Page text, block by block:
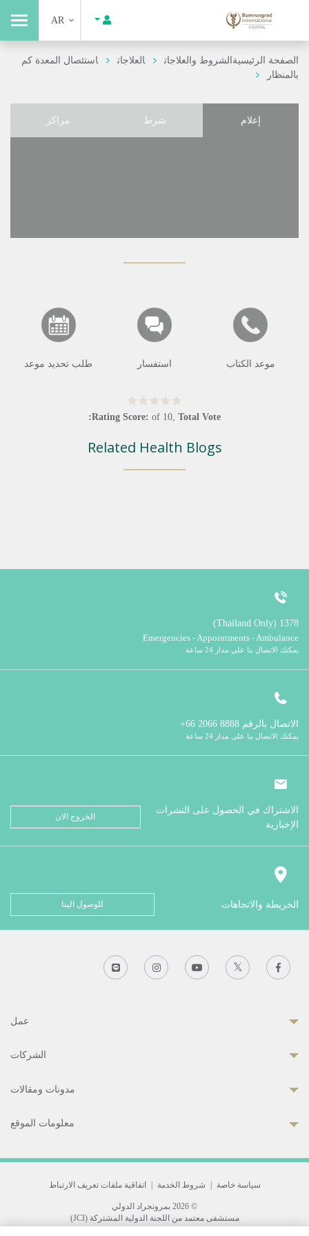
AR
الصفحة الرئيسيةالشروط والعلاجات العلاجات
استئصال المعدة كم
بالمنظار
إعلام شرط مراكز
موعد الكتاب استفسار طلب تحديد موعد
Rating Score: of 10, Total Vote:
Related Health Blogs
1378 (Thailand Only)
Emergencies - Appointments - Ambulance
يمكنك الاتصال بنا على مدار 24 ساعة
الاتصال بالرقم
يمكنك الاتصال بنا على مدار 24 ساعة
الاشتراك في الحصول على النشرات
الإخبارية
الخروج الان
الخريطة والاتجاهات للوصول الينا
عمل
الشركات
مدونات ومقالات
معلومات الموقع
سياسة خاصة شروط الخدمة اتفاقية ملفات تعريف الارتباط
© 2026 بمرونجراد الدولي
مستشفى معتمد من اللجنة الدولية المشتركة (JCI)